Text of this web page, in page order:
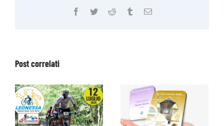
Facebook
TwitterReddit TumblrEmail
Post correlati